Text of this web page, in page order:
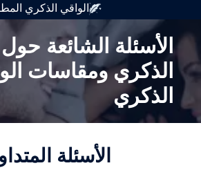
Skip to main content
الواقي الذكري
الأسئلة الشائعة
الذكري ومقاسات
الذكري
الأسئلة